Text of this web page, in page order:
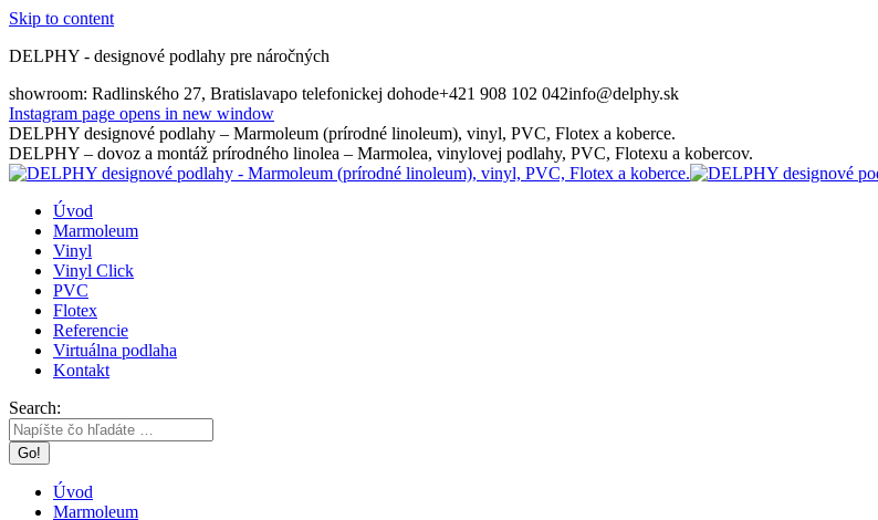
Skip to content
DELPHY - designové podlahy pre náročných
showroom: Radlinského 27, Bratislavapo telefonickej dohode+421 908 102 042info@delphy.sk
Instagram page opens in new window
DELPHY designové podlahy – Marmoleum (prírodné linoleum), vinyl, PVC, Flotex a koberce.
DELPHY – dovoz a montáž prírodného linolea – Marmolea, vinylovej podlahy, PVC, Flotexu a kobercov.
Úvod
Marmoleum
Vinyl
Vinyl Click
PVC
Flotex
Referencie
Virtuálna podlaha
Kontakt
Search:
Úvod
Marmoleum